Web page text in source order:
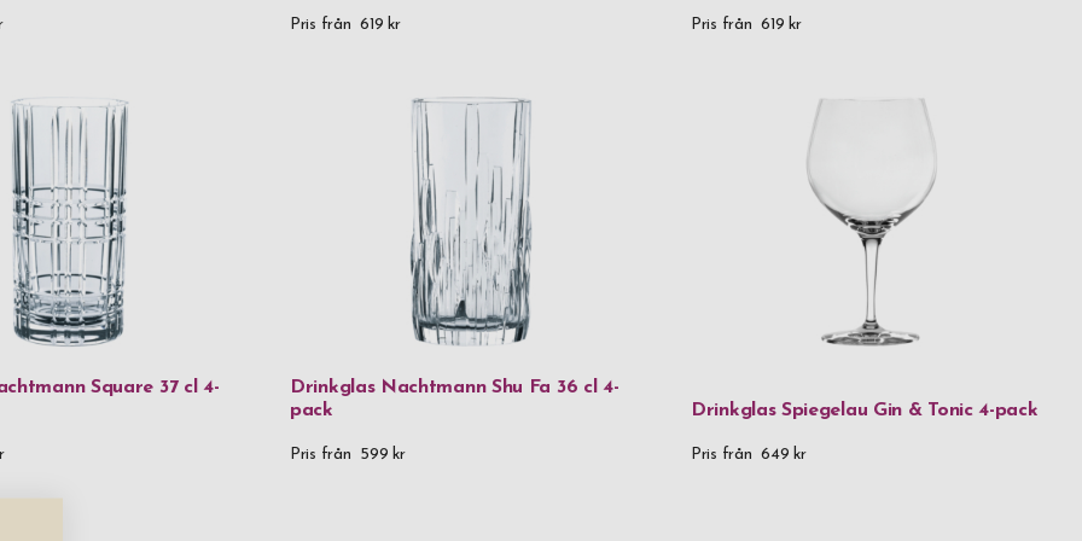
med gravyr blir perfekta som födelsedagspresent eller kanske
till den där personen som du håller väldigt kär och vill överraska
och genomtänkt gåva. Köp cocktailglas med gravyr här på getpersonal.se,
Pris från 619 kr Pris från 619 kr
Square 37 cl 4-
Drinkglas Nachtmann Shu Fa 36 cl 4-
pack
Pris från 599 kr
Drinkglas Spiegelau Gin & Tonic 4-pack
Pris från 649 kr